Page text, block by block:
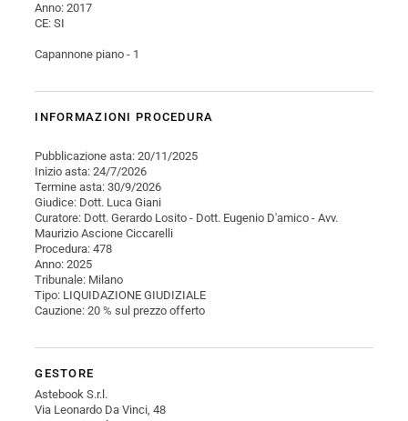
Anno: 2017
CE: SI
Capannone piano - 1
INFORMAZIONI PROCEDURA
Pubblicazione asta: 20/11/2025
Inizio asta: 24/7/2026
Termine asta: 30/9/2026
Giudice: Dott. Luca Giani
Curatore: Dott. Gerardo Losito - Dott. Eugenio D'amico - Avv.
Maurizio Ascione Ciccarelli
Procedura: 478
Anno: 2025
Tribunale: Milano
Tipo: LIQUIDAZIONE GIUDIZIALE
Cauzione: 20 % sul prezzo offerto
GESTORE
Astebook S.r.l.
Via Leonardo Da Vinci, 48